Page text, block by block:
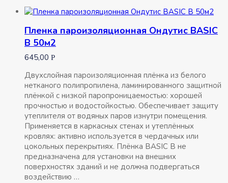
Пленка пароизоляционная Ондутис BASIC
B 50м2
645,00 Р
Двухслойная пароизоляционная плёнка из белого
нетканого полипропилена, ламинированного защитной
плёнкой с низкой паропроницаемостью: хорошей
прочностью и водостойкостью. Обеспечивает защиту
утеплителя от водяных паров изнутри помещения.
Применяется в каркасных стенах и утеплённых
кровлях: активно используется в чердачных или
цокольных перекрытиях. Плёнка BASIC B не
предназначена для установки на внешних
поверхностях зданий и не должна подвергаться
воздействию …